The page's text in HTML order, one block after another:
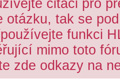
citaci pro
otázku, tak se
funkci
mimo toto
zde odkazy na